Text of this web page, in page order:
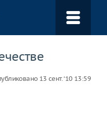
13 сент. ‘10 13:59